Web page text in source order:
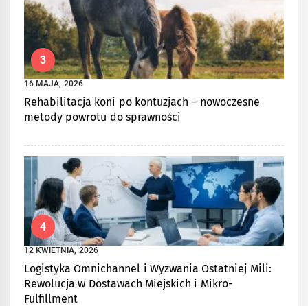
3
16 MAJA, 2026
Rehabilitacja koni po kontuzjach – nowoczesne
metody powrotu do sprawności
4
12 KWIETNIA, 2026
Logistyka Omnichannel i Wyzwania Ostatniej Mili:
Rewolucja w Dostawach Miejskich i Mikro-
Fulfillment